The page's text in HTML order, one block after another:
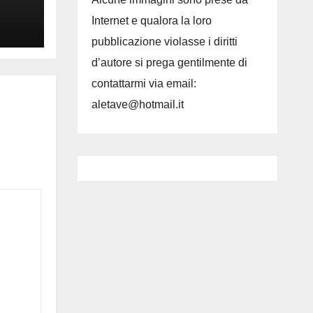
Internet e qualora la loro
pubblicazione violasse i diritti
d’autore si prega gentilmente di
contattarmi via email:
aletave@hotmail.it